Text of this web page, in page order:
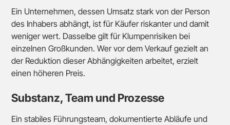
Ein Unternehmen, dessen Umsatz stark von der Person
des Inhabers abhängt, ist für Käufer riskanter und damit
weniger wert. Dasselbe gilt für Klumpenrisiken bei
einzelnen Großkunden. Wer vor dem Verkauf gezielt an
der Reduktion dieser Abhängigkeiten arbeitet, erzielt
einen höheren Preis.
Substanz, Team und Prozesse
Ein stabiles Führungsteam, dokumentierte Abläufe und